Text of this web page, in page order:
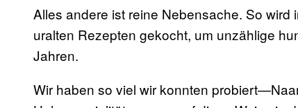
Alles andere ist reine Nebensache. So
uralten Rezepten gekocht, um unzählige
Jahren.
Wir haben so viel wir konnten